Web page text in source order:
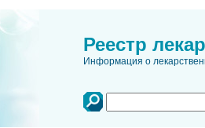
Реестр
Информация о